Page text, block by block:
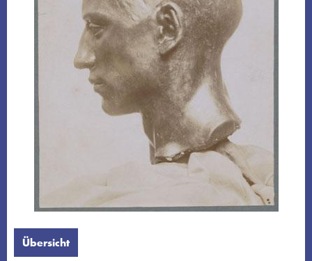
Übersicht